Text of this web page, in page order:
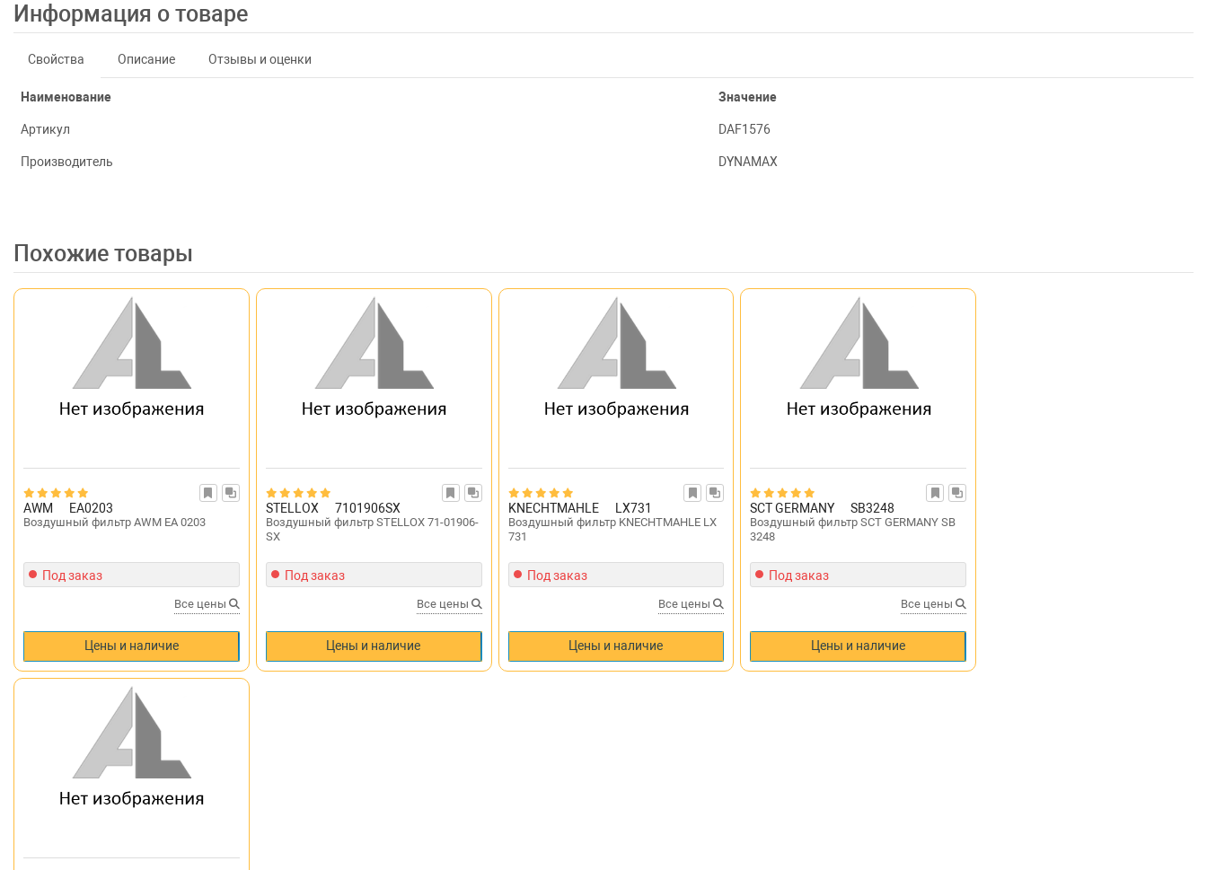
Информация о товаре
Свойства Описание Отзывы и оценки
Наименование Значение
Артикул DAF1576
Производитель DYNAMAX
Похожие товары
AWM EA0203
Воздушный фильтр AWM EA 0203
Под заказ
Все цены
Цены и наличие
STELLOX 7101906SX
Воздушный фильтр STELLOX 71-01906-
SX
Под заказ
Все цены
Цены и наличие
KNECHTMAHLE LX731
Воздушный фильтр KNECHTMAHLE LX
731
Под заказ
Все цены
Цены и наличие
SCT GERMANY SB3248
Воздушный фильтр SCT GERMANY SB
3248
Под заказ
Все цены
Цены и наличие